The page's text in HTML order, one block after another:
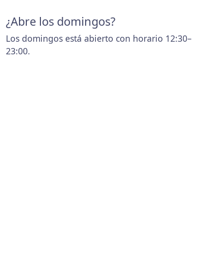
¿Abre los domingos?
Los domingos está abierto con horario 12:30–
23:00.